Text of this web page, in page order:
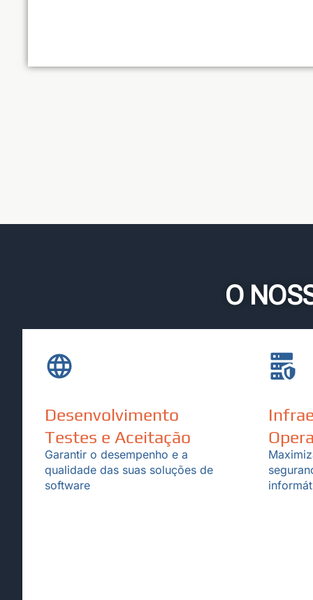
O
Desenvolvimento
Testes e Aceitação
Garantir o desempenho e a
qualidade das suas soluções de
software